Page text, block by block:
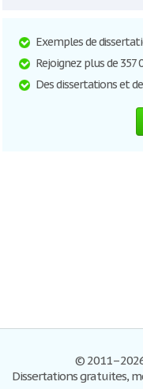
Exemples de
Rejoignez plus de 357
Des dissertations et
©
Dissertations gratuites,